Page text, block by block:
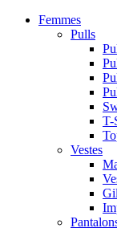
Femmes
Pulls
T-
Vestes